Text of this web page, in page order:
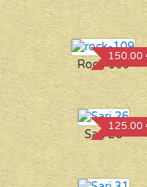
Rock 109
150.00
Sari 26
125.00